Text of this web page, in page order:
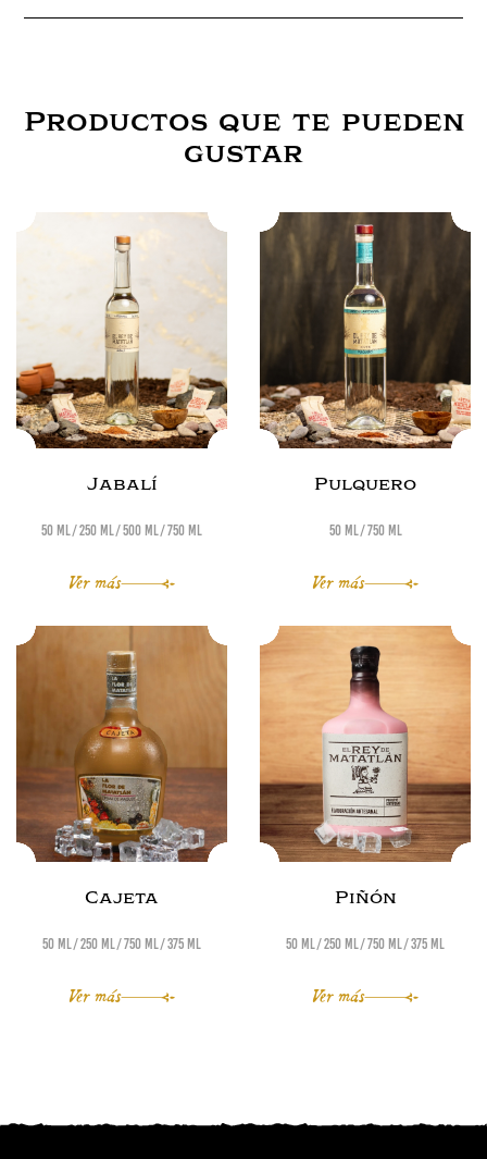
Productos que te pueden
gustar
Jabalí
50 ml 250 ml 500 ml 750 ml
Ver más
Pulquero
50 ml 750 ml
Ver más
Cajeta
50 ml 250 ml 750 ml 375 ml
Ver más
Piñón
50 ml 250 ml 750 ml 375 ml
Ver más